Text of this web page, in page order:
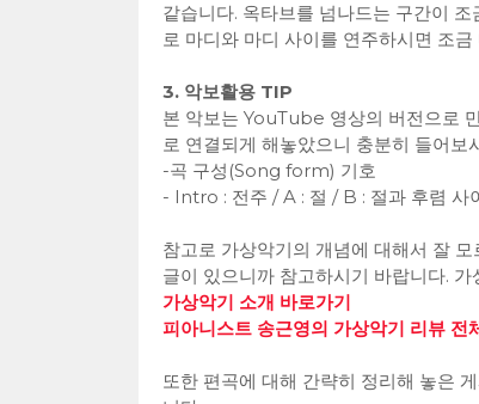
같습니다. 옥타브를 넘나드는 구간이
로 마디와 마디 사이를 연주하시면 조
3. 악보활용 TIP
본 악보는 YouTube 영상의 버전으로
로 연결되게 해놓았으니 충분히 들어보
-곡 구성(Song form) 기호
- Intro : 전주 / A : 절 / B : 절과 후렴
참고로 가상악기의 개념에 대해서 잘
글이 있으니까 참고하시기 바랍니다. 가
가상악기 소개 바로가기
피아니스트 송근영의 가상악기 리뷰 전
또한 편곡에 대해 간략히 정리해 놓은